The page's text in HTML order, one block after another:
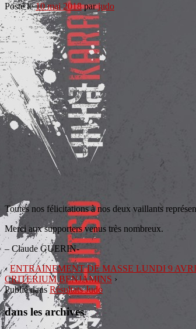
Posté le10 mai 2018parjudo
Toutes nos félicitations à nos deux vaillants
Merci aux supporters venus très nombreux.
– Claude GUERIN-
‹ENTRAINEMENT DE MASSE LUNDI 9
CRITERIUM BENJAMINS ›
Publié dans Résultats Judo
dans les archives